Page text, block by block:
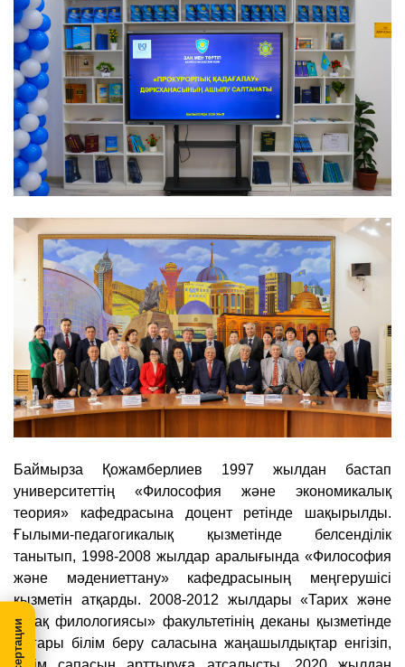
Баймырза Қожамберлиев 1997 жылдан бастап
университеттің «Философия және экономикалық
теория» кафедрасына доцент ретінде шақырылды.
Ғылыми-педагогикалық қызметінде белсенділік
танытып, 1998-2008 жылдар аралығында «Философия
және мәдениеттану» кафедрасының меңгерушісі
қызметін атқарды. 2008-2012 жылдары «Тарих және
қазақ филологиясы» факультетінің деканы қызметінде
жоғары білім беру саласына жаңашылдықтар енгізіп,